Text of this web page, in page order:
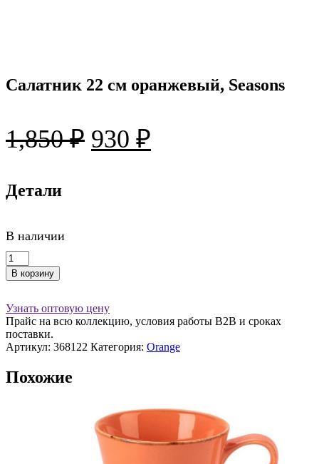
Салатник 22 см оранжевый, Seasons
1,850₽ Первоначальная
930 ₽
Детали
В наличии
Количество
товара
Салатник
см
оранжевый,
Seasons
В корзину
Узнать оптовую цену
Прайс на всю коллекцию, условия работы В2В и сроках
поставки.
Артикул: 368122 Категория: Orange
Похожие